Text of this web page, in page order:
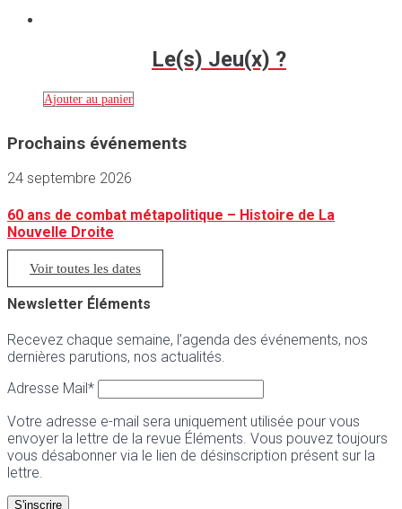
Le(s) Jeu(x) ?
Ajouter au panier
Prochains événements
24 septembre 2026
60 ans de combat métapolitique – Histoire de La
Nouvelle Droite
Voir toutes les dates
Newsletter Éléments
Recevez chaque semaine, l’agenda des événements, nos
dernières parutions, nos actualités.
Adresse Mail*
Votre adresse e-mail sera uniquement utilisée pour vous
envoyer la lettre de la revue Éléments. Vous pouvez toujours
vous désabonner via le lien de désinscription présent sur la
lettre.